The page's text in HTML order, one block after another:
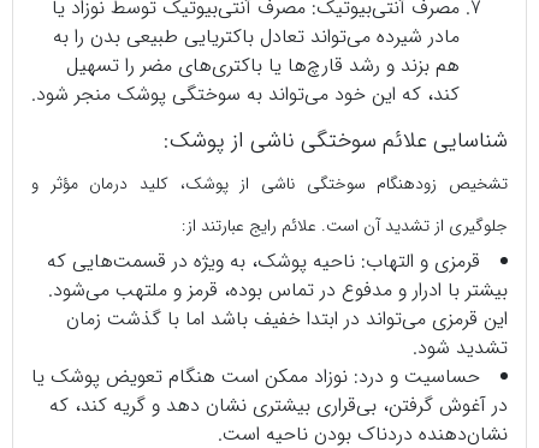
مصرف آنتی‌بیوتیک: مصرف آنتی‌بیوتیک توسط نوزاد یا
مادر شیرده می‌تواند تعادل باکتریایی طبیعی بدن را به
هم بزند و رشد قارچ‌ها یا باکتری‌های مضر را تسهیل
کند، که این خود می‌تواند به سوختگی پوشک منجر شود.
شناسایی علائم سوختگی ناشی از پوشک:
تشخیص زودهنگام سوختگی ناشی از پوشک، کلید درمان مؤثر و
جلوگیری از تشدید آن است. علائم رایج عبارتند از:
قرمزی و التهاب: ناحیه پوشک، به ویژه در قسمت‌هایی که
بیشتر با ادرار و مدفوع در تماس بوده، قرمز و ملتهب می‌شود.
این قرمزی می‌تواند در ابتدا خفیف باشد اما با گذشت زمان
تشدید شود.
حساسیت و درد: نوزاد ممکن است هنگام تعویض پوشک یا
در آغوش گرفتن، بی‌قراری بیشتری نشان دهد و گریه کند، که
نشان‌دهنده دردناک بودن ناحیه است.